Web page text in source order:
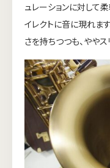
ュレーションに対して
イレクトに音に現れま
さを持ちつつも、やや